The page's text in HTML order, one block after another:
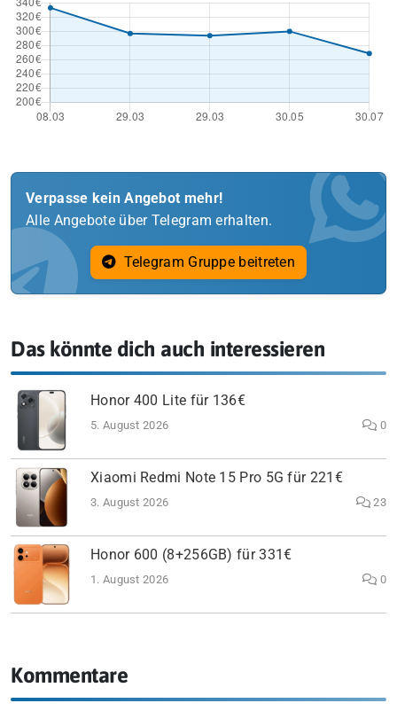
Verpasse kein Angebot mehr!
Alle Angebote über Telegram erhalten.
Telegram Gruppe beitreten
Das könnte dich auch interessieren
Honor 400 Lite für 136€
5. August 2026 0
Xiaomi Redmi Note 15 Pro 5G für 221€
3. August 2026 23
Honor 600 (8+256GB) für 331€
1. August 2026 0
Kommentare